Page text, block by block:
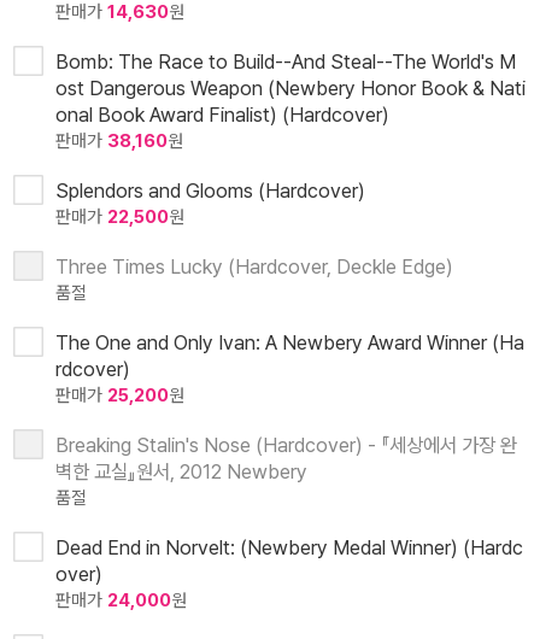
판매가 14,630원
Bomb: The Race to Build--And Steal--The World's M
ost Dangerous Weapon (Newbery Honor Book & Nati
onal Book Award Finalist) (Hardcover)
판매가 38,160원
Splendors and Glooms (Hardcover)
판매가 22,500원
Three Times Lucky (Hardcover, Deckle Edge)
품절
The One and Only Ivan: A Newbery Award Winner (Ha
rdcover)
판매가 25,200원
Breaking Stalin's Nose (Hardcover) - 『세상에서 가장 완
벽한 교실』원서, 2012 Newbery
품절
Dead End in Norvelt: (Newbery Medal Winner) (Hardc
over)
판매가 24,000원